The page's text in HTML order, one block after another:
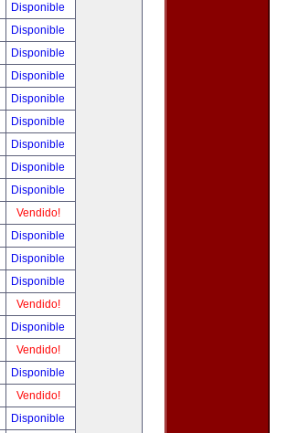
Disponible
Disponible
Disponible
Disponible
Disponible
Disponible
Disponible
Disponible
Disponible
Vendido!
Disponible
Disponible
Disponible
Vendido!
Disponible
Vendido!
Disponible
Vendido!
Disponible